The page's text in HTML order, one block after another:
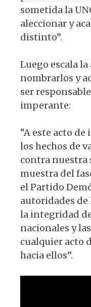
sometida la
aleccionar y
distinto”.
Luego escala
nombrarlos y
ser
imperante:
“A este acto
los hechos de
contra nuestra
muestra del
el Partido
autoridades de
la integridad
nacionales y
cualquier acto
hacia ellos”.